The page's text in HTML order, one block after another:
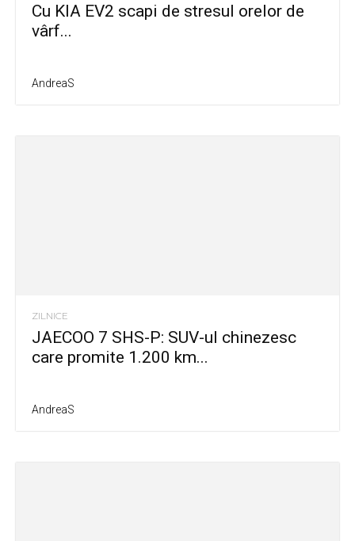
Cu KIA EV2 scapi de stresul orelor de
vârf...
AndreaS
ZILNICE
JAECOO 7 SHS-P: SUV-ul chinezesc
care promite 1.200 km...
AndreaS